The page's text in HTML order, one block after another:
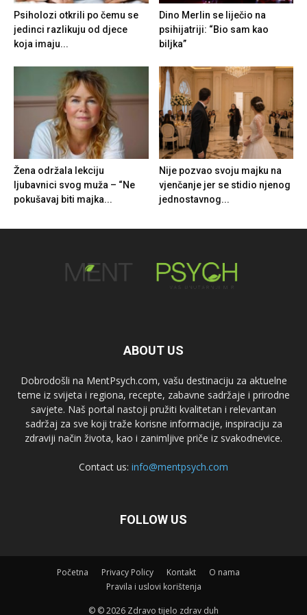
Psiholozi otkrili po čemu se
jedinci razlikuju od djece
koja imaju...
Dino Merlin se liječio na
psihijatriji: “Bio sam kao
biljka”
Žena održala lekciju
ljubavnici svog muža – “Ne
pokušavaj biti majka...
Nije pozvao svoju majku na
vjenčanje jer se stidio njenog
jednostavnog...
ABOUT US
Dobrodošli na MentPsych.com, vašu destinaciju za aktuelne
teme iz svijeta i regiona, recepte, zabavne sadržaje i prirodne
savjete. Naš portal nastoji pružiti kvalitetan i relevantan
sadržaj za sve koji traže korisne informacije, inspiraciju za
zdraviji način života, kao i zanimljive priče iz svakodnevice.
Contact us: info@mentpsych.com
FOLLOW US
Početna Privacy Policy Kontakt
O nama
Pravila i uslovi korištenja
© © 2026 Zdravo tijelo zdrav duh